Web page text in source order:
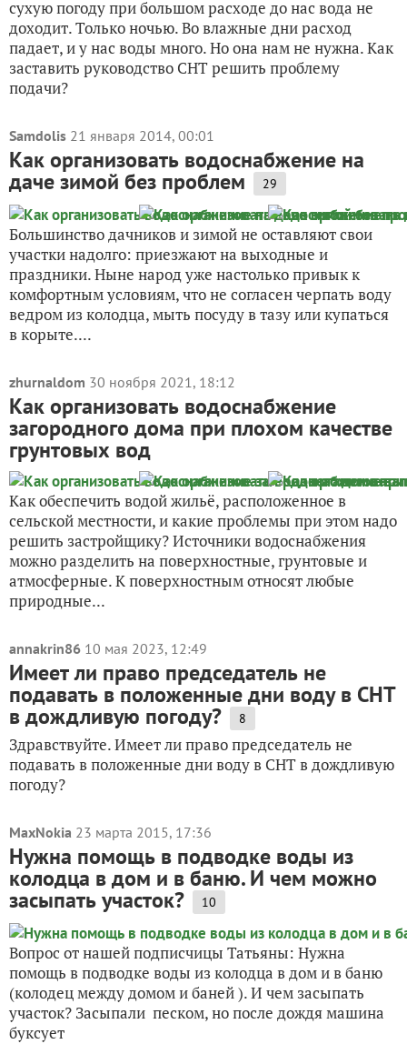
сухую погоду при большом расходе до нас вода не
доходит. Только ночью. Во влажные дни расход
падает, и у нас воды много. Но она нам не нужна. Как
заставить руководство СНТ решить проблему
подачи?
Samdolis 21 января 2014, 00:01
Как организовать водоснабжение на
даче зимой без проблем 29
Большинство дачников и зимой не оставляют свои
участки надолго: приезжают на выходные и
праздники. Ныне народ уже настолько привык к
комфортным условиям, что не согласен черпать воду
ведром из колодца, мыть посуду в тазу или купаться
в корыте....
zhurnaldom 30 ноября 2021, 18:12
Как организовать водоснабжение
загородного дома при плохом качестве
грунтовых вод
Как обеспечить водой жильё, расположенное в
сельской местности, и какие проблемы при этом надо
решить застройщику? Источники водоснабжения
можно разделить на поверхностные, грунтовые и
атмосферные. К поверхностным относят любые
природные...
annakrin86 10 мая 2023, 12:49
Имеет ли право председатель не
подавать в положенные дни воду в СНТ
в дождливую погоду? 8
Здравствуйте. Имеет ли право председатель не
подавать в положенные дни воду в СНТ в дождливую
погоду?
MaxNokia 23 марта 2015, 17:36
Нужна помощь в подводке воды из
колодца в дом и в баню. И чем можно
засыпать участок? 10
Вопрос от нашей подписчицы Татьяны: Нужна
помощь в подводке воды из колодца в дом и в баню
(колодец между домом и баней ). И чем засыпать
участок? Засыпали песком, но после дождя машина
буксует